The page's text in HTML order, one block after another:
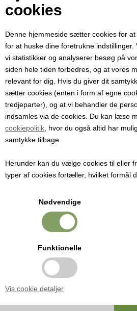
cookies
Denne hjemmeside sætter cookies for
for at huske dine foretrukne
vi statistikker og analyserer besøg på
siden hele tiden forbedres, og at vores
relevant for dig. Hvis du giver dit
sætter cookies (enten i form af egne
tredjeparter), og at vi behandler de
indsamles via de cookies. Du kan læse
cookiepolitik , hvor du også altid har
samtykke tilbage.
Herunder kan du vælge cookies til eller
typer af cookies fortæller, hvilket formål
Nødvendige
Funktionelle
Vis cookie detaljer
Modtager e-mail
Besked
DANSK HJEMMEPRODUKTION